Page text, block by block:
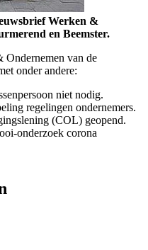
Werken &
en Beemster.
van de
onder andere:
niet nodig.
regelingen ondernemers.
(COL) geopend.
onderzoek corona